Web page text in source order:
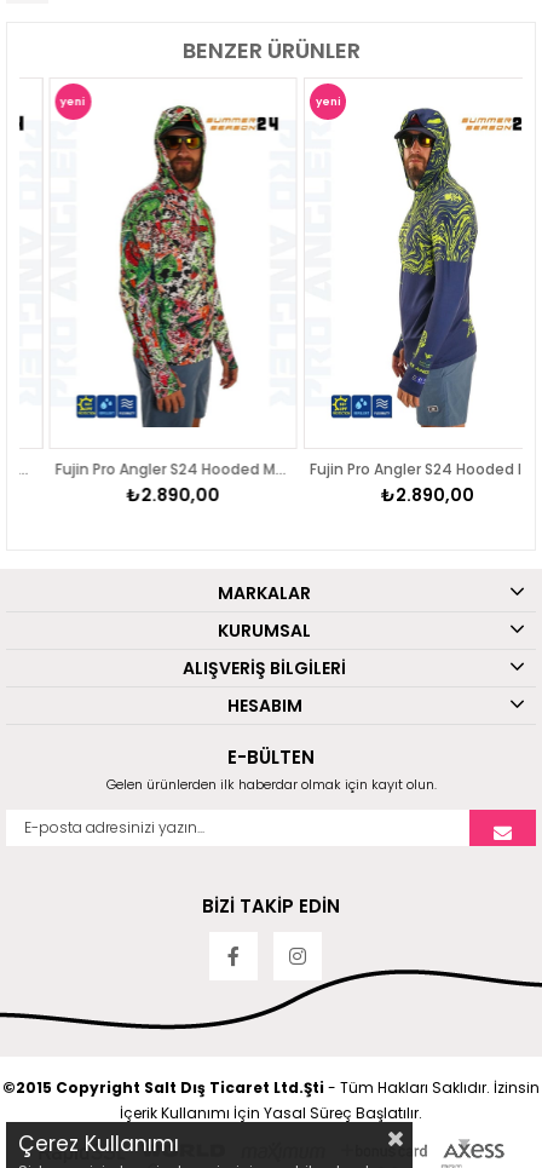
BENZER ÜRÜNLER
Fujin Pro Angler S24 Hooded Makai Green Red
₺2.890,00
yeni
Fujin Pro Angler S24 Hooded Izohips Green
₺2.890,00
yeni
MARKALAR
KURUMSAL
ALIŞVERİŞ BİLGİLERİ
HESABIM
E-BÜLTEN
Gelen ürünlerden ilk haberdar olmak için kayıt olun.
BİZİ TAKİP EDİN
©2015 Copyright Salt Dış Ticaret Ltd.Şti- Tüm Hakları Saklıdır. İzinsin
İçerik Kullanımı İçin Yasal Süreç Başlatılır.
Çerez Kullanımı